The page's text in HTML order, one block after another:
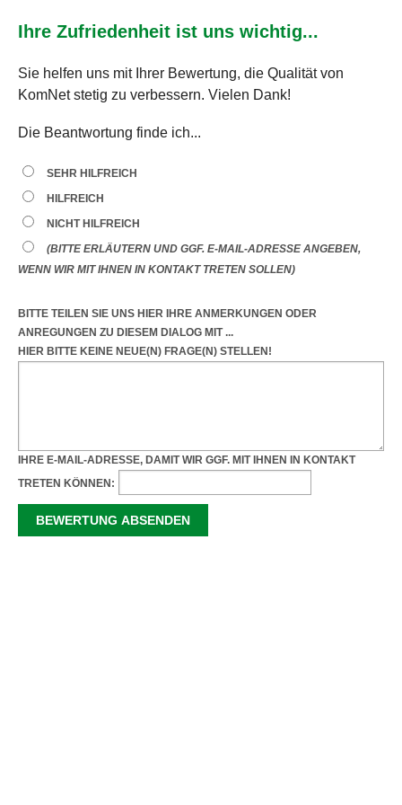
Ihre Zufriedenheit ist uns wichtig...
Sie helfen uns mit Ihrer Bewertung, die Qualität von
KomNet stetig zu verbessern. Vielen Dank!
Die Beantwortung finde ich...
SEHR HILFREICH
HILFREICH
NICHT HILFREICH
(BITTE ERLÄUTERN UND GGF. E-MAIL-ADRESSE ANGEBEN,
WENN WIR MIT IHNEN IN KONTAKT TRETEN SOLLEN)
BITTE TEILEN SIE UNS HIER IHRE ANMERKUNGEN ODER
ANREGUNGEN ZU DIESEM DIALOG MIT ...
HIER BITTE KEINE NEUE(N) FRAGE(N) STELLEN!
IHRE E-MAIL-ADRESSE, DAMIT WIR GGF. MIT IHNEN IN KONTAKT
TRETEN KÖNNEN: